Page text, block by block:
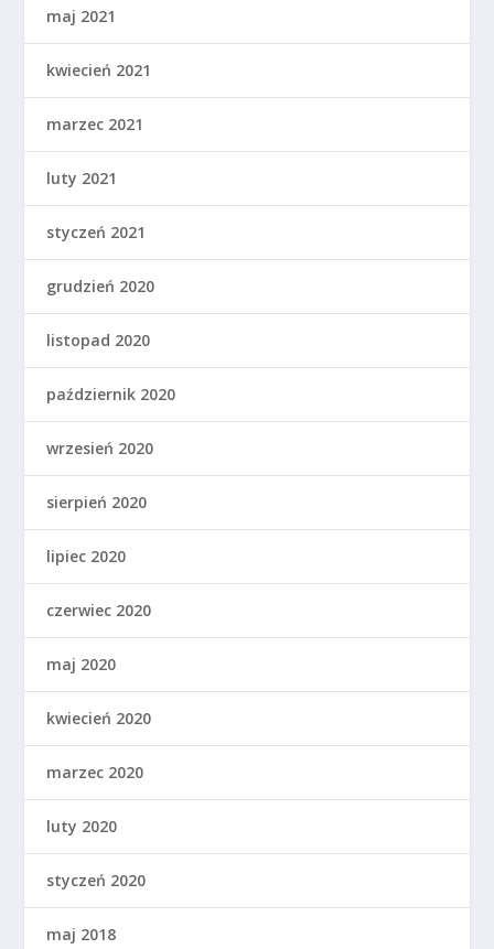
maj 2021
kwiecień 2021
marzec 2021
luty 2021
styczeń 2021
grudzień 2020
listopad 2020
październik 2020
wrzesień 2020
sierpień 2020
lipiec 2020
czerwiec 2020
maj 2020
kwiecień 2020
marzec 2020
luty 2020
styczeń 2020
maj 2018